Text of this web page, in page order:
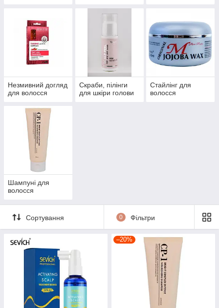
Незмивний догляд
для волосся
Скраби, пілінги
для шкіри голови
Стайлінг для
волосся
Шампуні для
волосся
Сортування 0 Фільтри
–20%